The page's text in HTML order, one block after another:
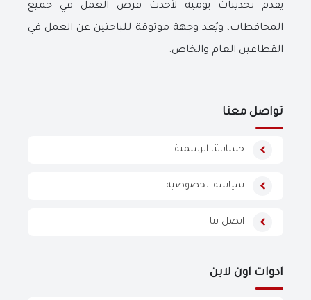
يقدم تحديثات يومية لأحدث فرص العمل في جميع
المحافظات، ويُعد وجهة موثوقة للباحثين عن العمل في
القطاعين العام والخاص.
تواصل معنا
حساباتنا الرسمية
سياسة الخصوصية
اتصل بنا
ادوات اون لاين